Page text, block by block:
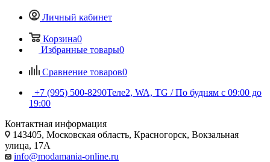
Личный кабинет
Корзина0
Избранные товары0
Сравнение товаров0
+7 (995) 500-8290Теле2, WA, TG / По будням c 09:00 до
19:00
Контактная информация
143405, Московская область, Красногорск, Вокзальная
улица, 17А
info@modamania-online.ru